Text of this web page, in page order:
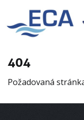
404
Požadovaná